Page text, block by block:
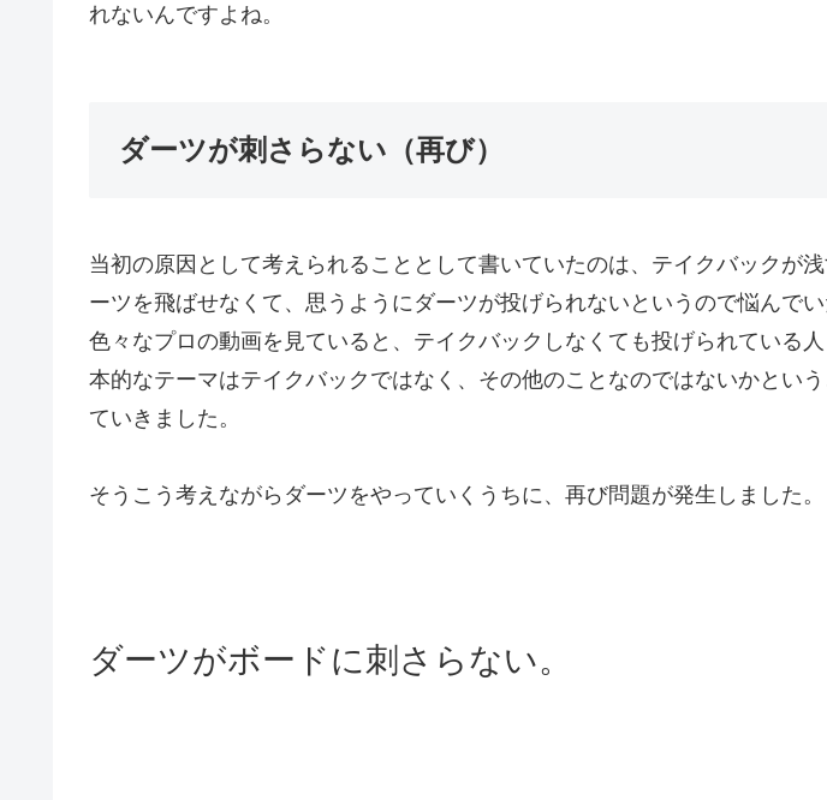
れないんですよね。
ダーツが刺さらない（再び）
当初の原因として考えられることとして書いていたのは、テイクバックが
ーツを飛ばせなくて、思うようにダーツが投げられないというので悩んで
色々なプロの動画を見ていると、テイクバックしなくても投げられている
本的なテーマはテイクバックではなく、その他のことなのではないかとい
ていきました。
そうこう考えながらダーツをやっていくうちに、再び問題が発生しました。
ダーツがボードに刺さらない。